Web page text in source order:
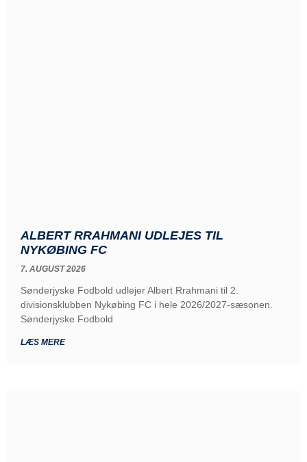
ALBERT RRAHMANI UDLEJES TIL
NYKØBING FC
7. AUGUST 2026
Sønderjyske Fodbold udlejer Albert Rrahmani til 2.
divisionsklubben Nykøbing FC i hele 2026/2027-sæsonen.
Sønderjyske Fodbold
LÆS MERE